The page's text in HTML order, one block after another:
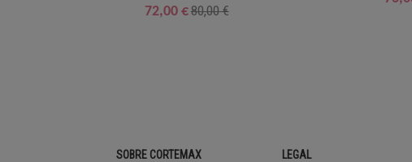
72,00 €80,00 €
SOBRE CORTEMAX LEGAL